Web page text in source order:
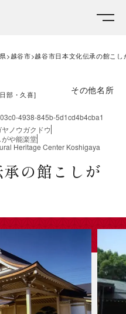
越谷市 越谷市日本文化伝承の館こし
部・久喜] その他名所
4938-845b-5d1cd4b4cba1
ノウガクドウ
や能楽堂
Heritage Center Koshigaya
の館こしが